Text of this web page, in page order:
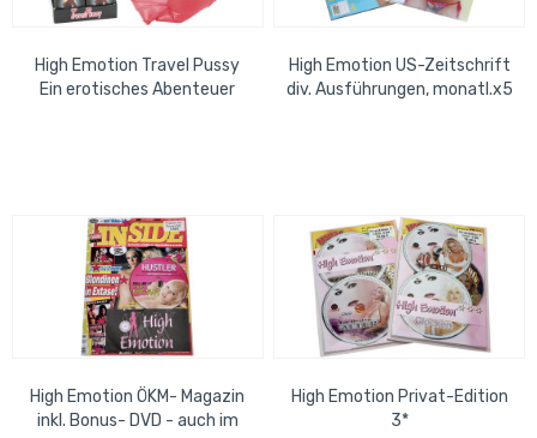
High Emotion Travel Pussy
Ein erotisches Abenteuer
High Emotion US-Zeitschrift
div. Ausführungen, monatl.x5
High Emotion ÖKM- Magazin
inkl. Bonus- DVD - auch im
High Emotion Privat-Edition
3*